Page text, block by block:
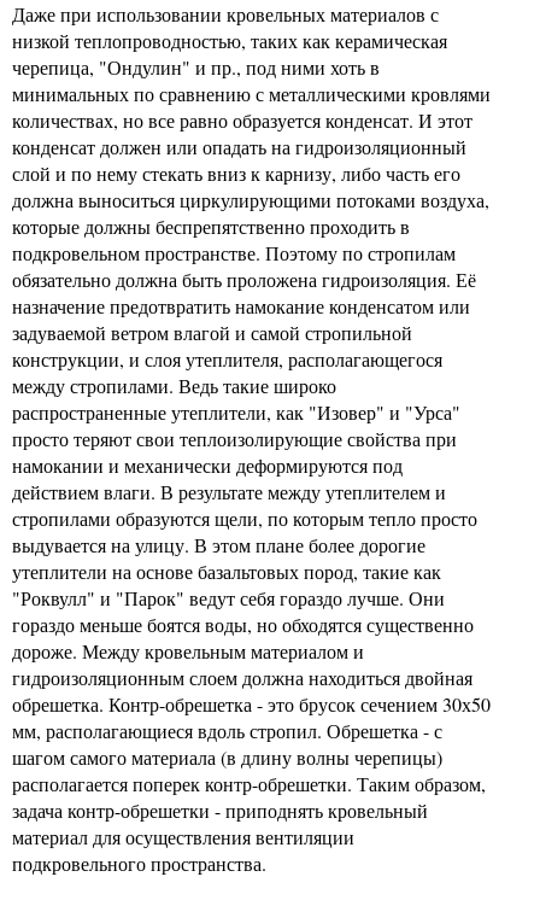
Даже при использовании кровельных материалов с
низкой теплопроводностью, таких как керамическая
черепица, "Ондулин" и пр., под ними хоть в
минимальных по сравнению с металлическими кровлями
количествах, но все равно образуется конденсат. И этот
конденсат должен или опадать на гидроизоляционный
слой и по нему стекать вниз к карнизу, либо часть его
должна выноситься циркулирующими потоками воздуха,
которые должны беспрепятственно проходить в
подкровельном пространстве. Поэтому по стропилам
обязательно должна быть проложена гидроизоляция. Её
назначение предотвратить намокание конденсатом или
задуваемой ветром влагой и самой стропильной
конструкции, и слоя утеплителя, располагающегося
между стропилами. Ведь такие широко
распространенные утеплители, как "Изовер" и "Урса"
просто теряют свои теплоизолирующие свойства при
намокании и механически деформируются под
действием влаги. В результате между утеплителем и
стропилами образуются щели, по которым тепло просто
выдувается на улицу. В этом плане более дорогие
утеплители на основе базальтовых пород, такие как
"Роквулл" и "Парок" ведут себя гораздо лучше. Они
гораздо меньше боятся воды, но обходятся существенно
дороже. Между кровельным материалом и
гидроизоляционным слоем должна находиться двойная
обрешетка. Контр-обрешетка - это брусок сечением 30х50
мм, располагающиеся вдоль стропил. Обрешетка - с
шагом самого материала (в длину волны черепицы)
располагается поперек контр-обрешетки. Таким образом,
задача контр-обрешетки - приподнять кровельный
материал для осуществления вентиляции
подкровельного пространства.